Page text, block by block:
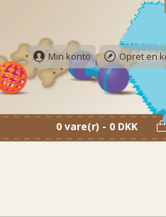
Min konto Opret en
0 vare(r) - 0 DKK